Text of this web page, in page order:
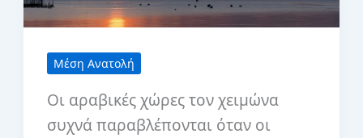
πριν
το
ταξίδι
μου.
Μέση Ανατολή
Οι αραβικές χώρες τον χειμώνα
συχνά παραβλέπονται όταν οι